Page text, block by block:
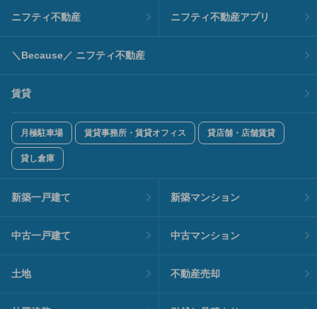
ニフティ不動産 ニフティ不動産アプリ
＼Because／ ニフティ不動産
賃貸
月極駐車場 賃貸事務所・賃貸オフィス 貸店舗・店舗賃貸
貸し倉庫
新築一戸建て 新築マンション
中古一戸建て 中古マンション
土地 不動産売却